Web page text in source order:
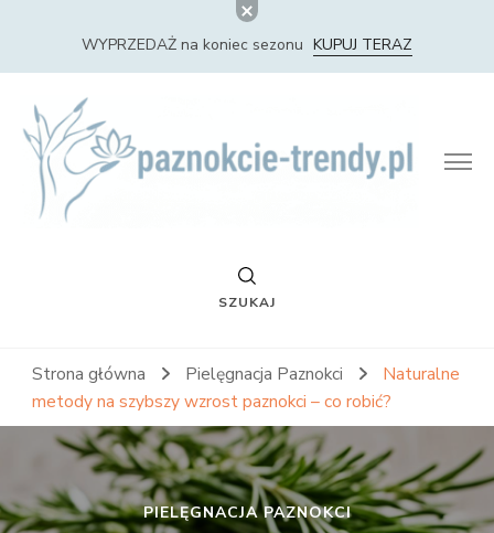
WYPRZEDAŻ na koniec sezonu KUPUJ TERAZ
Paznokcie Trendy – Nowości i Trendy w Stylizacji
Paznokci
SZUKAJ
Strona główna Pielęgnacja Paznokci
Naturalne
metody na szybszy wzrost paznokci – co robić?
PIELĘGNACJA PAZNOKCI